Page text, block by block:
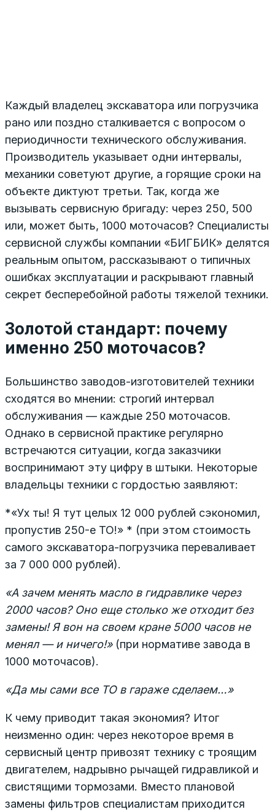
Каждый владелец экскаватора или погрузчика
рано или поздно сталкивается с вопросом о
периодичности технического обслуживания.
Производитель указывает одни интервалы,
механики советуют другие, а горящие сроки на
объекте диктуют третьи. Так, когда же
вызывать сервисную бригаду: через 250, 500
или, может быть, 1000 моточасов? Специалисты
сервисной службы компании «БИГБИК» делятся
реальным опытом, рассказывают о типичных
ошибках эксплуатации и раскрывают главный
секрет бесперебойной работы тяжелой техники.
Золотой стандарт: почему
именно 250 моточасов?
Большинство заводов-изготовителей техники
сходятся во мнении: строгий интервал
обслуживания — каждые 250 моточасов.
Однако в сервисной практике регулярно
встречаются ситуации, когда заказчики
воспринимают эту цифру в штыки. Некоторые
владельцы техники с гордостью заявляют:
*«Ух ты! Я тут целых 12 000 рублей сэкономил,
пропустив 250-е ТО!» * (при этом стоимость
самого экскаватора-погрузчика переваливает
за 7 000 000 рублей).
«А зачем менять масло в гидравлике через
2000 часов? Оно еще столько же отходит без
замены! Я вон на своем кране 5000 часов не
менял — и ничего!»(при нормативе завода в
1000 моточасов).
«Да мы сами все ТО в гараже сделаем…»
К чему приводит такая экономия? Итог
неизменно один: через некоторое время в
сервисный центр привозят технику с троящим
двигателем, надрывно рычащей гидравликой и
свистящими тормозами. Вместо плановой
замены фильтров специалистам приходится